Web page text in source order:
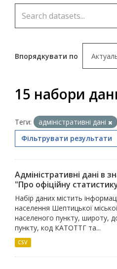
Впорядкувати по
15 набори
Теги:
адміністративні дані
Фільтрувати результати
Адміністративні дані в
"Про офіційну
Набір даних містить
населення Шептицької
населеного пункту, широту,
пункту, код КАТОТТГ та...
CSV